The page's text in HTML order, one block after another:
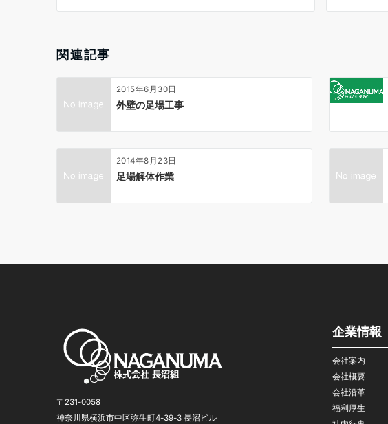
シ
ョ
関連記事
2015年6月30日
外壁の足場工事
2014年8月23日
足場解体作業
〒231-0058
神奈川県横浜市中区弥生町4-39-3 長沼ビル
企業情報
会社案内
会社概要
会社沿革
福利厚生